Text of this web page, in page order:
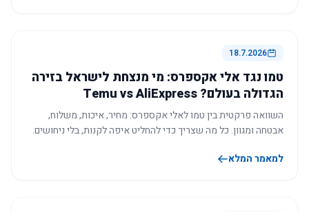
18.7.2026
טמו נגד אלי אקספרס: מי מנצחת לישראל בזירה
הגדולה בעולם? Temu vs AliExpress
השוואה פרקטית בין טמו לאלי אקספרס: מחיר, איכות, משלוח,
אבטחה ומגוון. כל מה שצריך כדי להחליט איפה לקנות, בלי ניחושים.
למאמר המלא